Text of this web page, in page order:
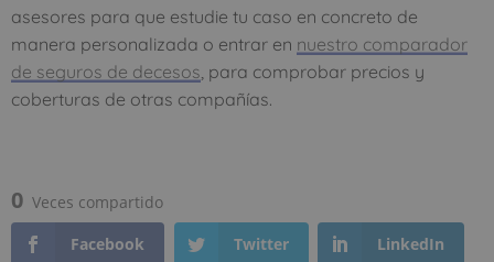
asesores para que estudie tu caso en concreto de
manera personalizada o entrar en nuestro comparador
de seguros de decesos , para comprobar precios y
coberturas de otras compañías.
0 Veces compartido
Facebook
Twitter LinkedIn